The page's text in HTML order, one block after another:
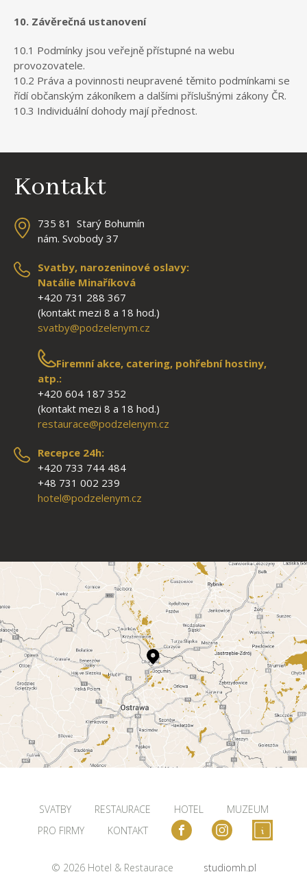
10. Závěrečná ustanovení
10.1 Podmínky jsou veřejně přístupné na webu
provozovatele.
10.2 Práva a povinnosti neupravené těmito podmínkami se
řídí občanským zákoníkem a dalšími příslušnými zákony ČR.
10.3 Individuální dohody mají přednost.
Kontakt
735 81 Starý Bohumín
nám. Svobody 37
Svatby, narozeninové oslavy:
Natálie Minaříková
+420 731 288 367
(kontakt mezi 8 a 18 hod.)
svatby@podzelenym.cz
Firemní akce, catering, pohřební hostiny,
atp.:
+420 604 187 352
(kontakt mezi 8 a 18 hod.)
restaurace@podzelenym.cz
Recepce 24h:
+420 733 744 484
+48 731 002 239
hotel@podzelenym.cz
SVATBY RESTAURACE HOTEL
MUZEUM
PRO FIRMY
KONTAKT
© 2026 Hotel & Restaurace studiomh.pl